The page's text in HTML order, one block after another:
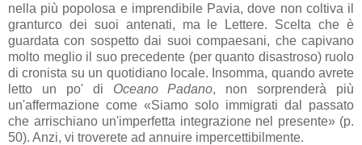
nella più popolosa e imprendibile Pavia, dove non coltiva il
granturco dei suoi antenati, ma le Lettere. Scelta che è
guardata con sospetto dai suoi compaesani, che capivano
molto meglio il suo precedente (per quanto disastroso) ruolo
di cronista su un quotidiano locale. Insomma, quando avrete
letto un po' di Oceano Padano, non sorprenderà più
un'affermazione come «Siamo solo immigrati dal passato
che arrischiano un'imperfetta integrazione nel presente» (p.
50). Anzi, vi troverete ad annuire impercettibilmente.